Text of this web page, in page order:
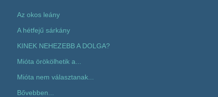
Az okos leány
A hétfejű sárkány
KINEK NEHEZEBB A DOLGA?
Mióta örökölhetik a...
Mióta nem választanak...
Bővebben...